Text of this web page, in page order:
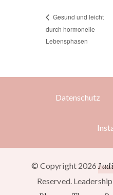
Gesund und leicht
durch hormonelle
Lebensphasen
Datenschutz
© Copyright 2026
Reserved.